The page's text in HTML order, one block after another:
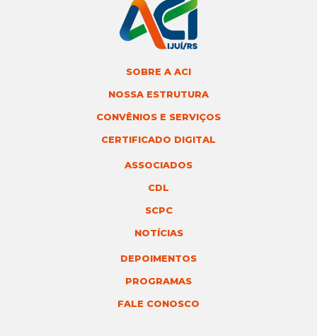
SOBRE A ACI
NOSSA ESTRUTURA
CONVÊNIOS E SERVIÇOS
CERTIFICADO DIGITAL
ASSOCIADOS
CDL
SCPC
NOTÍCIAS
DEPOIMENTOS
PROGRAMAS
FALE CONOSCO